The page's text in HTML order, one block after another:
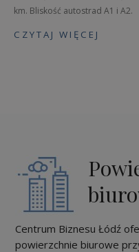
km. Bliskość autostrad A1 i A2.
C Z Y T A J W I Ę C E J
Centrum Biznesu Łódź
powierzchnie biurowe